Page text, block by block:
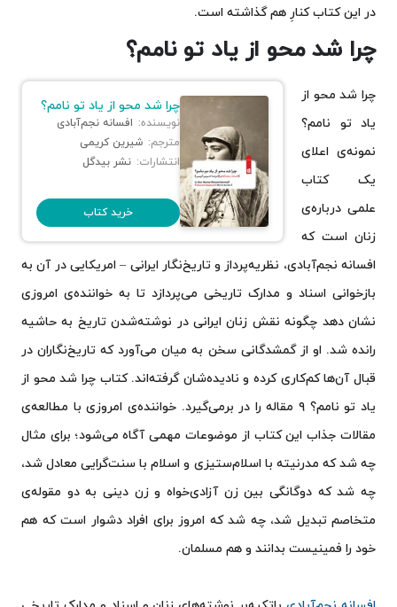
در این کتاب کنارِ هم گذاشته‌ است.
چرا شد محو از یاد تو نامم؟
چرا شد محو از یاد تو نامم؟
نویسنده: افسانه نجم‌آبادی
مترجم: شیرین کریمی
انتشارات: نشر بیدگل
خرید کتاب
چرا شد محو از
یاد تو نامم؟
نمونه‌ی اعلای
یک کتاب
علمی درباره‌ی
زنان است که
افسانه نجم‌آبادی، نظریه‌پرداز و تاریخ‌نگار ایرانی – امریکایی در آن به
بازخوانی اسناد و مدارک تاریخی می‌پردازد تا به خواننده‌ی امروزی
نشان دهد چگونه نقش زنان ایرانی در نوشته‌شدن تاریخ به حاشیه
رانده شد. او از گمشدگانی سخن به میان می‌آورد که تاریخ‌نگاران در
قبال آن‌ها کم‌کاری کرده و نادیده‌شان گرفته‌اند. کتاب چرا شد محو از
یاد تو نامم؟ ۹ مقاله را در برمی‌گیرد. خواننده‌ی امروزی با مطالعه‌ی
مقالات جذاب این کتاب از موضوعات مهمی آگاه می‌شود؛ برای مثال
چه شد که مدرنیته با اسلام‌ستیزی و اسلام با سنت‌گرایی معادل شد،
چه شد که دوگانگی بین زن آزادی‌خواه و زن دینی به دو مقوله‌ی
متخاصم تبدیل شد، چه شد که امروز برای افراد دشوار است که هم
خود را فمینیست بدانند و هم مسلمان.